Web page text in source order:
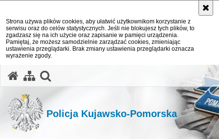
Strona używa plików cookies, aby ułatwić użytkownikom korzystanie z
serwisu oraz do celów statystycznych. Jeśli nie blokujesz tych plików, to
zgadzasz się na ich użycie oraz zapisanie w pamięci urządzenia.
Pamiętaj, że możesz samodzielnie zarządzać cookies, zmieniając
ustawienia przeglądarki. Brak zmiany ustawienia przeglądarki oznacza
wyrażenie zgody.
Policja Kujawsko-Pomorska